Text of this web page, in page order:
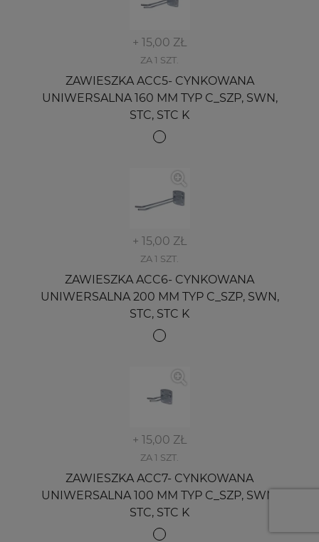
+ 15,00 ZŁ
ZA 1 SZT.
ZAWIESZKA ACC5- CYNKOWANA
UNIWERSALNA 160 MM TYP C_SZP, SWN,
STC, STC K
+ 15,00 ZŁ
ZA 1 SZT.
ZAWIESZKA ACC6- CYNKOWANA
UNIWERSALNA 200 MM TYP C_SZP, SWN,
STC, STC K
+ 15,00 ZŁ
ZA 1 SZT.
ZAWIESZKA ACC7- CYNKOWANA
UNIWERSALNA 100 MM TYP C_SZP, SWN,
STC, STC K